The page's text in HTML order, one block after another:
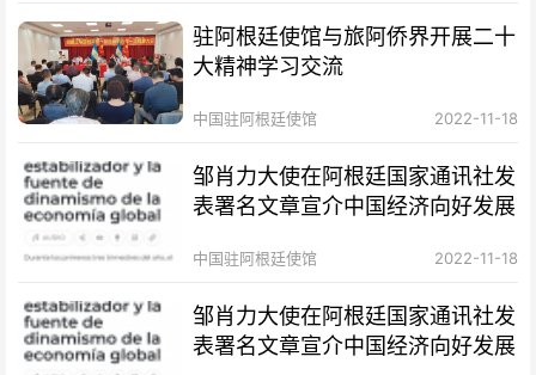
驻阿根廷使馆与旅阿侨界开展二十
大精神学习交流
中国驻阿根廷使馆 2022-11-18
邹肖力大使在阿根廷国家通讯社发
表署名文章宣介中国经济向好发展
中国驻阿根廷使馆 2022-11-18
邹肖力大使在阿根廷国家通讯社发
表署名文章宣介中国经济向好发展